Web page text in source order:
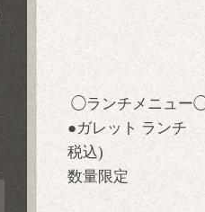
◯ランチメニュー
●ガレット ラ
税込)
数量限定